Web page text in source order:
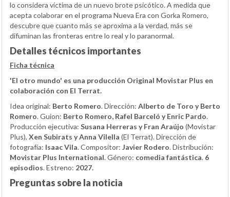
lo considera víctima de un nuevo brote psicótico. A medida que
acepta colaborar en el programa Nueva Era con Gorka Romero,
descubre que cuanto más se aproxima a la verdad, más se
difuminan las fronteras entre lo real y lo paranormal.
Detalles técnicos importantes
Ficha técnica
'El otro mundo' es una producción Original Movistar Plus en
colaboración con El Terrat.
Idea original: Berto Romero. Dirección: Alberto de Toro y Berto
Romero. Guion: Berto Romero, Rafel Barceló y Enric Pardo.
Producción ejecutiva: Susana Herreras y Fran Araújo (Movistar
Plus), Xen Subirats y Anna Vilella (El Terrat). Dirección de
fotografía: Isaac Vila. Compositor: Javier Rodero. Distribución:
Movistar Plus International. Género: comedia fantástica. 6
episodios. Estreno: 2027.
Preguntas sobre la noticia